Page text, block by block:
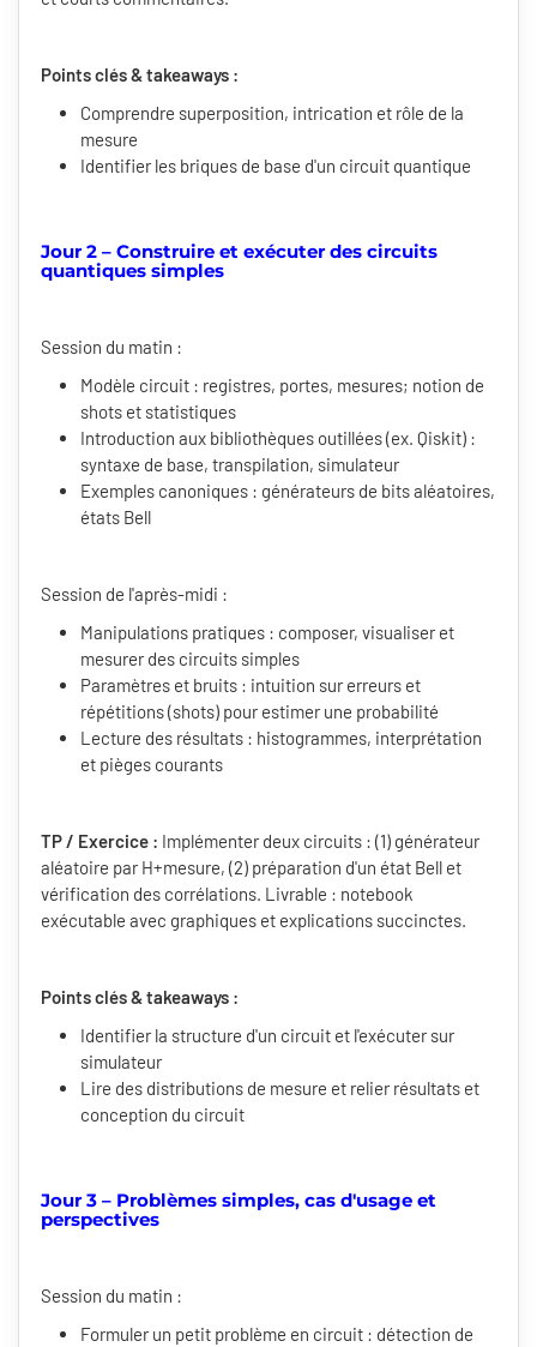
Points clés & takeaways :
Comprendre superposition, intrication et rôle de la
mesure
Identifier les briques de base d'un circuit quantique
Jour 2 – Construire et exécuter des circuits
quantiques simples
Session du matin :
Modèle circuit : registres, portes, mesures; notion de
shots et statistiques
Introduction aux bibliothèques outillées (ex. Qiskit) :
syntaxe de base, transpilation, simulateur
Exemples canoniques : générateurs de bits aléatoires,
états Bell
Session de l'après-midi :
Manipulations pratiques : composer, visualiser et
mesurer des circuits simples
Paramètres et bruits : intuition sur erreurs et
répétitions (shots) pour estimer une probabilité
Lecture des résultats : histogrammes, interprétation
et pièges courants
TP / Exercice : Implémenter deux circuits : (1) générateur
aléatoire par H+mesure, (2) préparation d'un état Bell et
vérification des corrélations. Livrable : notebook
exécutable avec graphiques et explications succinctes.
Points clés & takeaways :
Identifier la structure d'un circuit et l'exécuter sur
simulateur
Lire des distributions de mesure et relier résultats et
conception du circuit
Jour 3 – Problèmes simples, cas d'usage et
perspectives
Session du matin :
Formuler un petit problème en circuit : détection de